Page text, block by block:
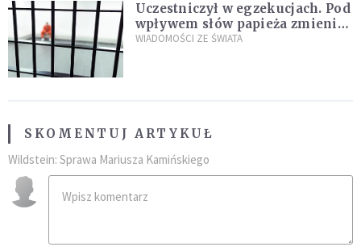
Uczestniczył w egzekucjach. Pod
wpływem słów papieża zmienił
zdanie
WIADOMOŚCI ZE ŚWIATA
SKOMENTUJ ARTYKUŁ
Wildstein: Sprawa Mariusza Kamińskiego